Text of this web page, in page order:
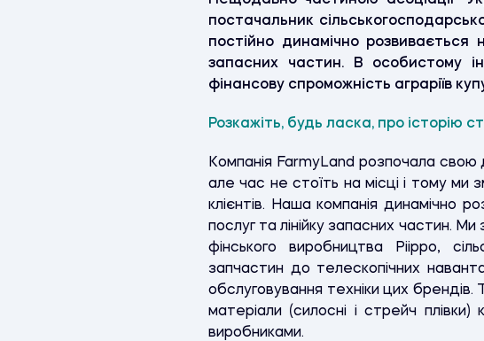
постачальник
постійно динамічно
запасних частин. В особистому
фінансову спроможність аграріїв
Розкажіть, будь ласка, про історію
Компанія FarmyLand розпочала свою
але час не стоїть на місці і тому ми
клієнтів.
Наша компанія динамічно
послуг та лінійку запасних частин.
фінського виробництва Piippo,
запчастин до телескопічних
обслуговування техніки цих брендів.
матеріали (силосні і стрейч плівки)
виробниками.